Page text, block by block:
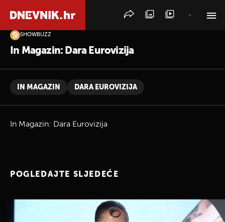
SHOWBUZZ
In Magazin: Dara Eurovizija
IN MAGAZIN DARA EUROVIZIJA
In Magazin: Dara Eurovizija
POGLEDAJTE SLJEDEĆE
PRETRAŽITE VIJESTI